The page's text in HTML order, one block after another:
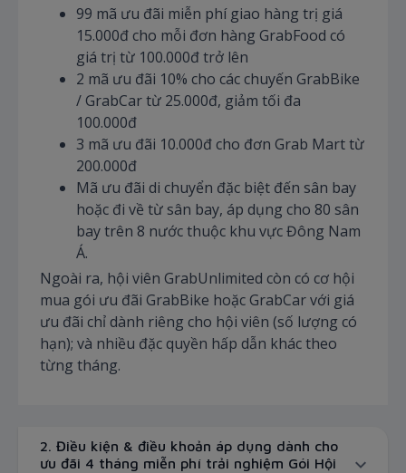
99 mã ưu đãi miễn phí giao hàng trị giá
15.000đ cho mỗi đơn hàng GrabFood có
giá trị từ 100.000đ trở lên
2 mã ưu đãi 10% cho các chuyến GrabBike
/ GrabCar từ 25.000đ, giảm tối đa
100.000đ
3 mã ưu đãi 10.000đ cho đơn Grab Mart từ
200.000đ
Mã ưu đãi di chuyển đặc biệt đến sân bay
hoặc đi về từ sân bay, áp dụng cho 80 sân
bay trên 8 nước thuộc khu vực Đông Nam
Á.
Ngoài ra, hội viên GrabUnlimited còn có cơ hội
mua gói ưu đãi GrabBike hoặc GrabCar với giá
ưu đãi chỉ dành riêng cho hội viên (số lượng có
hạn); và nhiều đặc quyền hấp dẫn khác theo
từng tháng.
2. Điều kiện & điều khoản áp dụng dành cho
ưu đãi 4 tháng miễn phí trải nghiệm Gói Hội